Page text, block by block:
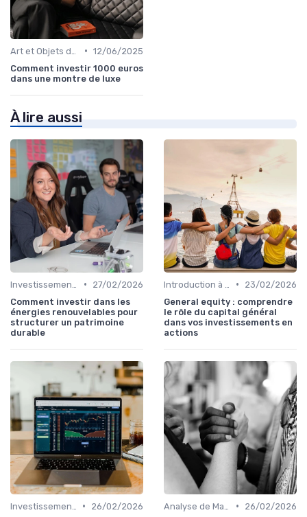
• 12/06/2025
Comment investir 1000 euros
dans une montre de luxe
À lire aussi
•
27/02/2026
Comment investir dans les
énergies renouvelables pour
structurer un patrimoine
durable
•
23/02/2026
General equity : comprendre
le rôle du capital général
dans vos investissements en
actions
•
26/02/2026
•
26/02/2026